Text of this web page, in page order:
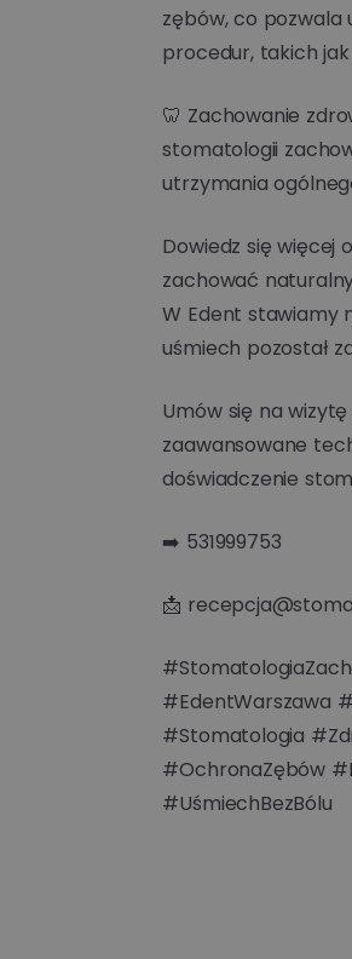
zębów, co pozwala
procedur, takich
🦷 Zachowanie
stomatologii
utrzymania
Dowiedz się więcej
zachować
W Edent stawiamy
uśmiech pozostał
Umów się na
zaawansowane
doświadczenie
➡️ 531999753
📩
#EdentWarszawa
#Stomatologia
#OchronaZębów
#UśmiechBezBólu